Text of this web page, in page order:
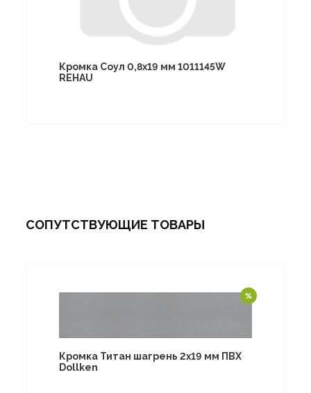
Кромка Соул 0,8х19 мм 1011145W
REHAU
СОПУТСТВУЮЩИЕ ТОВАРЫ
Кромка Титан шагрень 2х19 мм ПВХ
Dollken